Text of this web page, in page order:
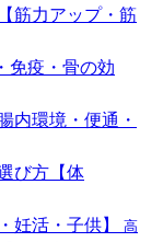
筋力アップ・筋
免疫・骨の効
内環境・便通・
び方【体
活・子供】 高